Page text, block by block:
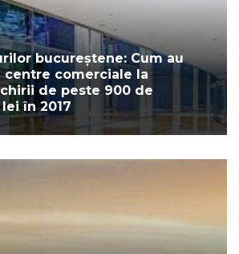
bucureștene: Cum au
centre comerciale la
de peste 900 de
în 2017